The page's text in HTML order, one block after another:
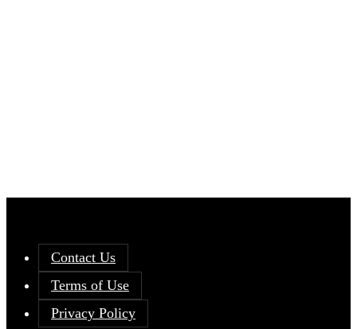
Contact Us
Terms of Use
Privacy Policy